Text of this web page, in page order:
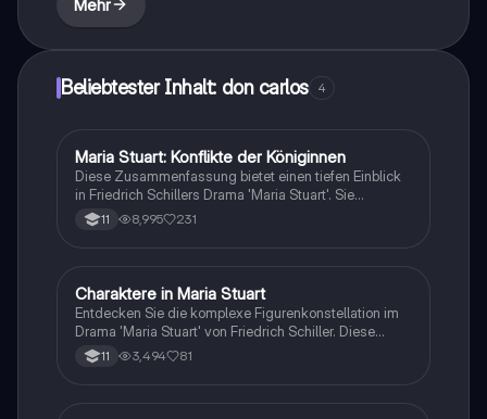
Zukunft gilt. Ideal für Studierende der
Technologieethik und nachhaltigen Entwicklung.
Mehr
Beliebtester Inhalt: don carlos 4
Deutsch
Maria Stuart: Konflikte der Königinnen
Diese Zusammenfassung bietet einen tiefen Einblick
in Friedrich Schillers Drama 'Maria Stuart'. Sie
beleuchtet die zentralen Konflikte zwischen Maria und
Elisabeth, die politischen Intrigen und die emotionalen
Struktur des Werkes verstehen möchten.
11 8,995 231
Deutsch
Charaktere in Maria Stuart
Entdecken Sie die komplexe Figurenkonstellation im
Drama 'Maria Stuart' von Friedrich Schiller. Diese
Analyse beleuchtet die Beziehungen zwischen
Protagonistin Elisabeth und Antagonistin Maria sowie
11 3,494 81